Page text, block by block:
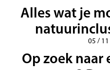
Alles wat je
05 /
Op zoek